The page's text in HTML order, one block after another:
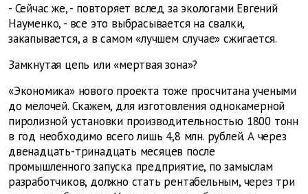
- Сейчас же, - повторяет вслед за экологами Евгений
Науменко, - все это выбрасывается на свалки,
закапывается, а в самом «лучшем случае» сжигается.
Замкнутая цепь или «мертвая зона»?
«Экономика» нового проекта тоже просчитана учеными
до мелочей. Скажем, для изготовления однокамерной
пиролизной установки производительностью 1800 тонн
в год необходимо всего лишь 4,8 млн. рублей. А через
двенадцать-тринадцать месяцев после
промышленного запуска предприятие, по замыслам
разработчиков, должно стать рентабельным, через три